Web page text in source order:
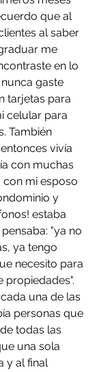
que al
al saber
me
en lo
gaste
tarjetas para
celular para
También
vivía
con muchas
con mi esposo
y
estaba
"ya no
ya tengo
necesito para
propiedades".
una de las
personas que
todas las
una sola
y al final